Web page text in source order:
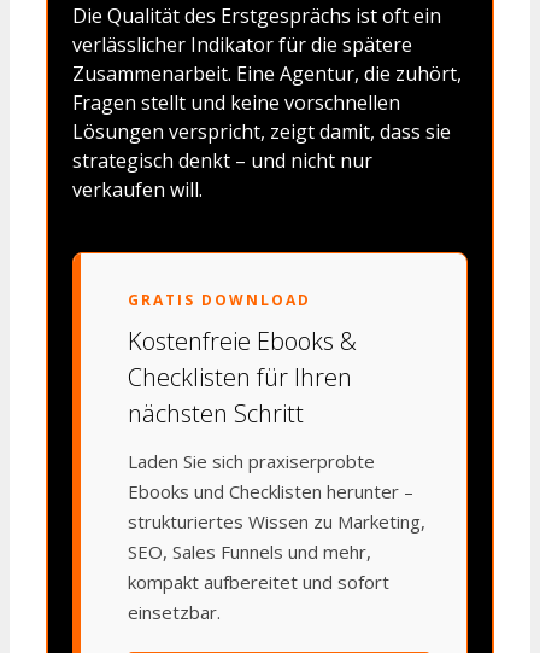
Die Qualität des Erstgesprächs ist oft ein
verlässlicher Indikator für die spätere
Zusammenarbeit. Eine Agentur, die zuhört,
Fragen stellt und keine vorschnellen
Lösungen verspricht, zeigt damit, dass sie
strategisch denkt – und nicht nur
verkaufen will.
GRATIS DOWNLOAD
Kostenfreie Ebooks &
Checklisten für Ihren
nächsten Schritt
Laden Sie sich praxiserprobte
Ebooks und Checklisten herunter –
strukturiertes Wissen zu Marketing,
SEO, Sales Funnels und mehr,
kompakt aufbereitet und sofort
einsetzbar.